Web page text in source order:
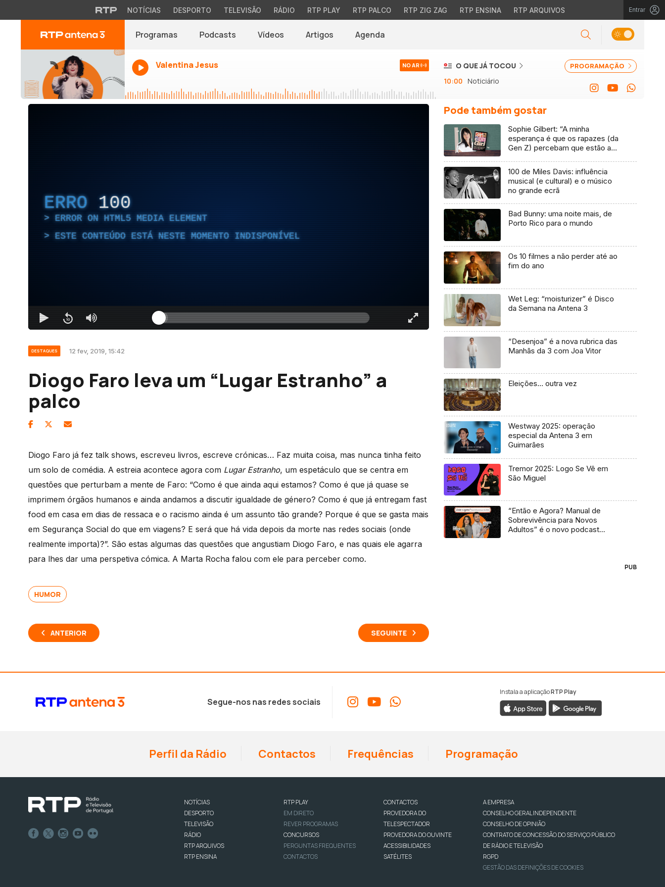
NOTÍCIAS DESPORTO TELEVISÃO RÁDIO RTP PLAY RTP PALCO RTP ZIG ZAG RTP ENSINA RTP ARQUIVOS Entrar
Programas Podcasts Vídeos Artigos Agenda
Valentina Jesus NO AR PROGRAMAÇÃO
O QUE JÁ TOCOU
10:00 Noticiário
ERRO 100
ERROR ON HTML5 MEDIA ELEMENT
ESTE CONTEÚDO ESTÁ NESTE MOMENTO INDISPONÍVEL
DESTAQUES 12 fev, 2019, 15:42
Diogo Faro leva um “Lugar Estranho” a
palco
Diogo Faro já fez talk shows, escreveu livros, escreve crónicas… Faz muita coisa, mas nunca tinha feito
um solo de comédia. A estreia acontece agora com Lugar Estranho, um espetáculo que se centra em
questões que perturbam a mente de Faro: “Como é que ainda aqui estamos? Como é que já quase se
imprimem órgãos humanos e ainda andamos a discutir igualdade de género? Como é que já entregam fast
food em casa em dias de ressaca e o racismo ainda é um assunto tão grande? Porque é que se gasta mais
em Segurança Social do que em viagens? E será que há vida depois da morte nas redes sociais (onde
realmente importa)?”. São estas algumas das questões que angustiam Diogo Faro, e nas quais ele agarra
para lhes dar uma perspetiva cómica. A Marta Rocha falou com ele para perceber como.
HUMOR
ANTERIOR SEGUINTE
Pode também gostar
Sophie Gilbert: “A minha
esperança é que os rapazes (da
Gen Z) percebam que estão a
100 de Miles Davis: influência
musical (e cultural) e o músico
no grande ecrã
Bad Bunny: uma noite mais, de
Porto Rico para o mundo
Os 10 filmes a não perder até ao
fim do ano
Wet Leg: “moisturizer” é Disco
da Semana na Antena 3
“Desenjoa” é a nova rubrica das
Manhãs da 3 com Joa Vitor
Eleições… outra vez
Westway 2025: operação
especial da Antena 3 em
Guimarães
Tremor 2025: Logo Se Vê em
São Miguel
“Então e Agora? Manual de
Sobrevivência para Novos
Adultos” é o novo podcast
PUB
Segue-nos nas redes sociais
Instala a aplicaçãoRTP Play
Perfil da Rádio Contactos Frequências Programação
NOTÍCIAS
DESPORTO
TELEVISÃO
RÁDIO
RTP ARQUIVOS
RTP ENSINA
RTP PLAY
EM DIRETO
REVER PROGRAMAS
CONCURSOS
PERGUNTAS FREQUENTES
CONTACTOS
CONTACTOS
PROVEDORA DO
TELESPECTADOR
PROVEDORA DO OUVINTE
ACESSIBILIDADES
SATÉLITES
A EMPRESA
CONSELHO GERAL INDEPENDENTE
CONSELHO DE OPINIÃO
CONTRATO DE CONCESSÃO DO SERVIÇO PÚBLICO
DE RÁDIO E TELEVISÃO
RGPD
GESTÃO DAS DEFINIÇÕES DE COOKIES